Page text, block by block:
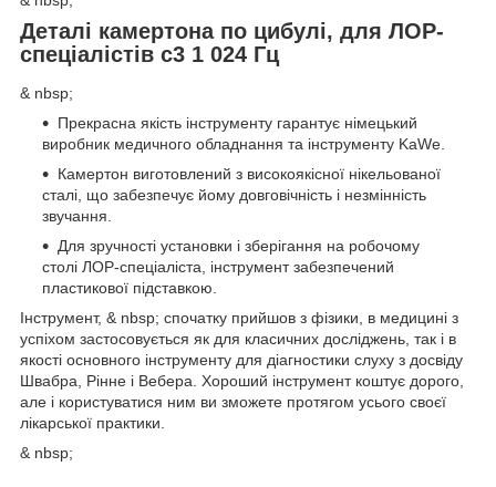
Деталі камертона по цибулі, для ЛОР-
спеціалістів c3 1 024 Гц
& nbsp;
Прекрасна якість інструменту гарантує німецький
виробник медичного обладнання та інструменту KaWе.
Камертон виготовлений з високоякісної нікельованої
сталі, що забезпечує йому довговічність і незмінність
звучання.
Для зручності установки і зберігання на робочому
столі ЛОР-спеціаліста, інструмент забезпечений
пластикової підставкою.
Інструмент, & nbsp; спочатку прийшов з фізики, в медицині з
успіхом застосовується як для класичних досліджень, так і в
якості основного інструменту для діагностики слуху з досвіду
Швабра, Рінне і Вебера. Хороший інструмент коштує дорого,
але і користуватися ним ви зможете протягом усього своєї
лікарської практики.
& nbsp;